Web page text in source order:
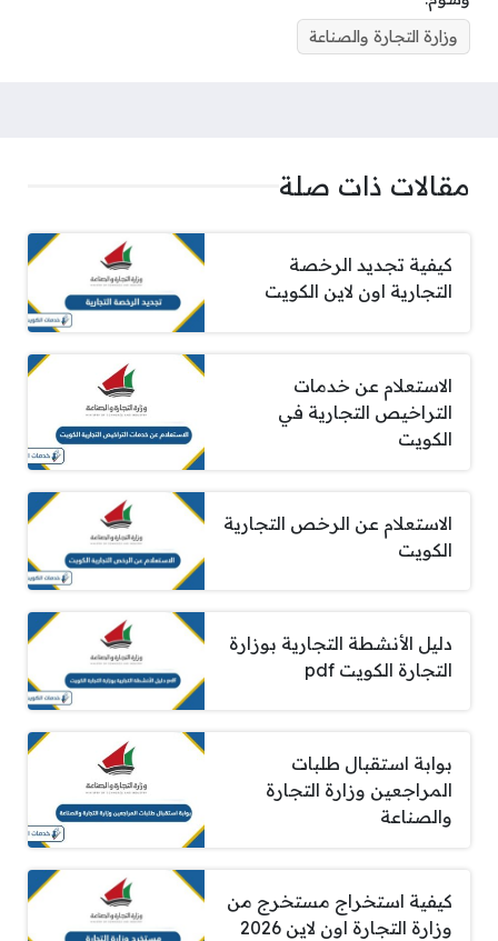
وزارة التجارة والصناعة
مقالات ذات صلة
كيفية تجديد الرخصة
التجارية اون لاين الكويت
الاستعلام عن خدمات
التراخيص التجارية في
الكويت
الاستعلام عن الرخص التجارية
الكويت
دليل الأنشطة التجارية بوزارة
التجارة الكويت pdf
بوابة استقبال طلبات
المراجعين وزارة التجارة
والصناعة
كيفية استخراج مستخرج من
وزارة التجارة اون لاين 2026